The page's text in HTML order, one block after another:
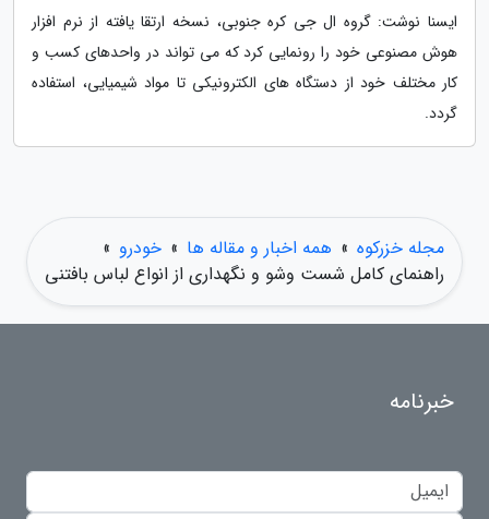
ایسنا نوشت: گروه ال جی کره جنوبی، نسخه ارتقا یافته از نرم افزار
هوش مصنوعی خود را رونمایی کرد که می تواند در واحدهای کسب و
کار مختلف خود از دستگاه های الکترونیکی تا مواد شیمیایی، استفاده
گردد.
مجله خزرکوه » همه اخبار و مقاله ها » خودرو »
راهنمای کامل شست وشو و نگهداری از انواع لباس بافتنی
خبرنامه